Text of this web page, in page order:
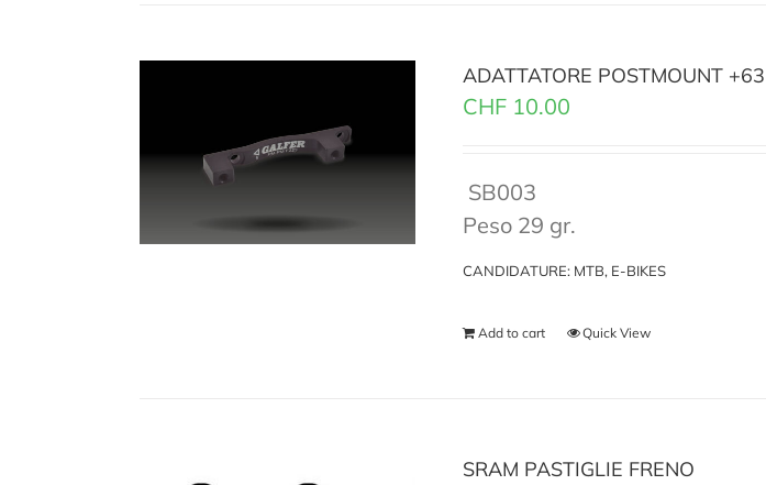
ADATTATORE POSTMOUNT
CHF 10.00
SB003
Peso 29 gr.
CANDIDATURE: MTB, E-BIKES
Add to cart Quick View
SRAM PASTIGLIE FRENO